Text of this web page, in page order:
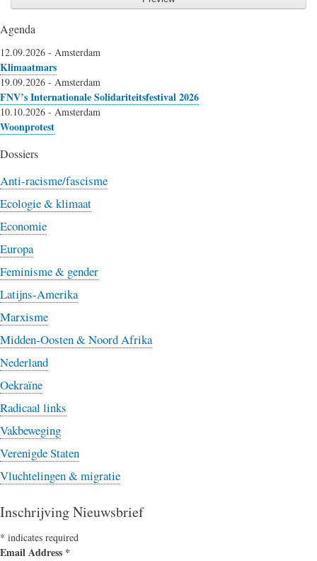
Agenda
12.09.2026 - Amsterdam
Klimaatmars
19.09.2026 - Amsterdam
FNV’s Internationale Solidariteitsfestival 2026
10.10.2026 - Amsterdam
Woonprotest
Dossiers
Anti-racisme/fascisme
Ecologie & klimaat
Economie
Europa
Feminisme & gender
Latijns-Amerika
Marxisme
Midden-Oosten & Noord Afrika
Nederland
Oekraïne
Radicaal links
Vakbeweging
Verenigde Staten
Vluchtelingen & migratie
Inschrijving Nieuwsbrief
* indicates required
Email Address *